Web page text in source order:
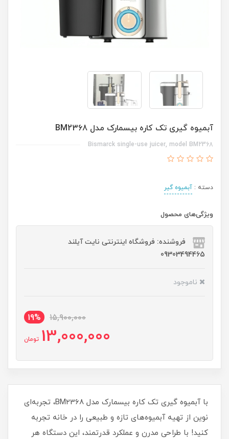
آبمیوه گیری تک کاره بیسمارک مدل BM2368
Bismarck single-use juicer, model BM2368
دسته : آبمیوه گیر
ویژگی‌های محصول
فروشنده: فروشگاه اینترنتی نایت آیلند
09303494465
ناموجود
15,900,000
19%
13,000,000 تومان
با آبمیوه گیری تک کاره بیسمارک مدل BM2368، تجربه‌ای
نوین از تهیه آبمیوه‌های تازه و طبیعی را در خانه تجربه
کنید! با طراحی مدرن و عملکرد قدرتمند، این دستگاه هر